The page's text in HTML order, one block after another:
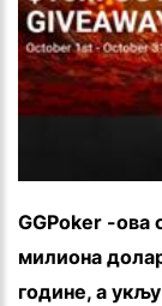
GGPoker -ова
милиона
године, а